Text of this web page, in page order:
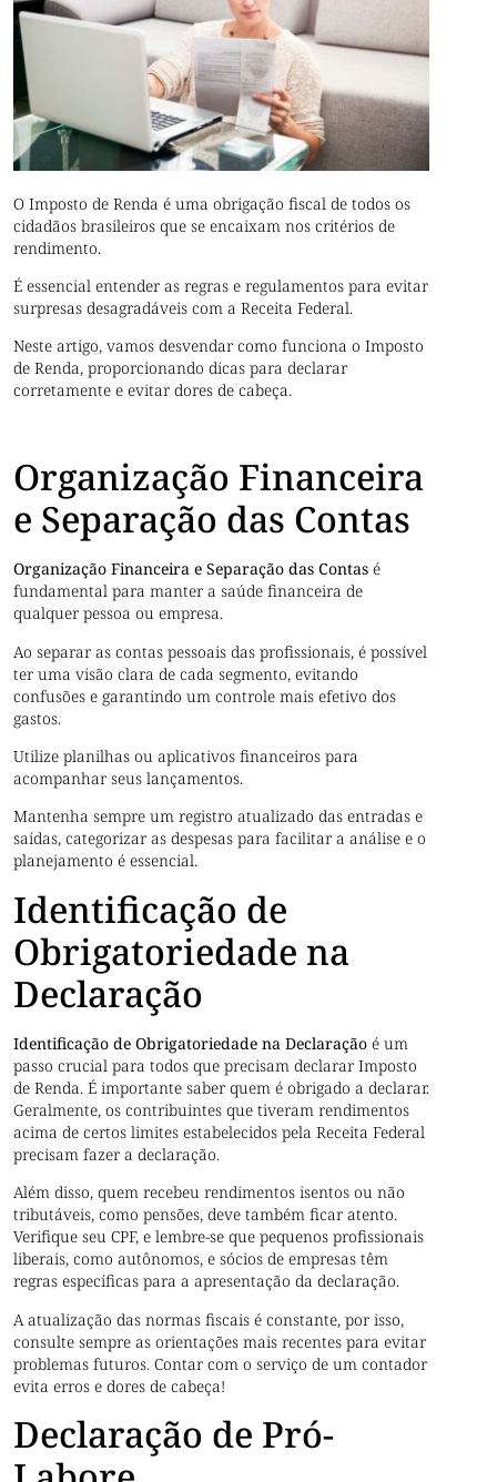
O Imposto de Renda é uma obrigação fiscal de todos os
cidadãos brasileiros que se encaixam nos critérios de
rendimento.
É essencial entender as regras e regulamentos para evitar
surpresas desagradáveis com a Receita Federal.
Neste artigo, vamos desvendar como funciona o Imposto
de Renda, proporcionando dicas para declarar
corretamente e evitar dores de cabeça.
Organização Financeira
e Separação das Contas
Organização Financeira e Separação das Contas é
fundamental para manter a saúde financeira de
qualquer pessoa ou empresa.
Ao separar as contas pessoais das profissionais, é possível
ter uma visão clara de cada segmento, evitando
confusões e garantindo um controle mais efetivo dos
gastos.
Utilize planilhas ou aplicativos financeiros para
acompanhar seus lançamentos.
Mantenha sempre um registro atualizado das entradas e
saídas, categorizar as despesas para facilitar a análise e o
planejamento é essencial.
Identificação de
Obrigatoriedade na
Declaração
Identificação de Obrigatoriedade na Declaração é um
passo crucial para todos que precisam declarar Imposto
de Renda. É importante saber quem é obrigado a declarar.
Geralmente, os contribuintes que tiveram rendimentos
acima de certos limites estabelecidos pela Receita Federal
precisam fazer a declaração.
Além disso, quem recebeu rendimentos isentos ou não
tributáveis, como pensões, deve também ficar atento.
Verifique seu CPF, e lembre-se que pequenos profissionais
liberais, como autônomos, e sócios de empresas têm
regras específicas para a apresentação da declaração.
A atualização das normas fiscais é constante, por isso,
consulte sempre as orientações mais recentes para evitar
problemas futuros. Contar com o serviço de um contador
evita erros e dores de cabeça!
Declaração de Pró-